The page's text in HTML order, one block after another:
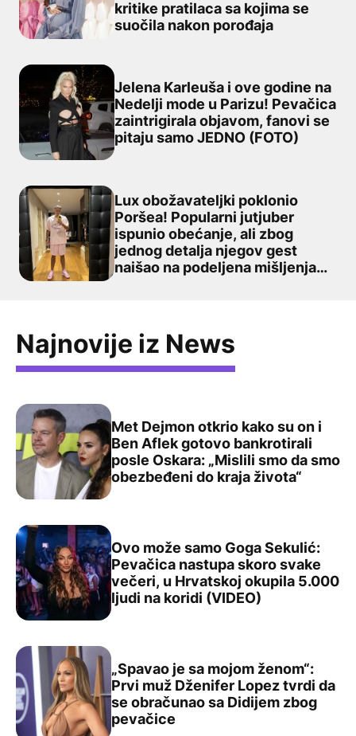
kritike pratilaca sa kojima se
suočila nakon porođaja
Jelena Karleuša i ove godine na Nedelji mode u
Jelena Karleuša i ove godine na
Nedelji mode u Parizu! Pevačica
zaintrigirala objavom, fanovi se
pitaju samo JEDNO (FOTO)
Lux obožavateljki poklonio Poršea! Popularni jutjuber
Lux obožavateljki poklonio
Poršea! Popularni jutjuber
ispunio obećanje, ali zbog
jednog detalja njegov gest
naišao na podeljena mišljenja
Najnovije iz News
Met Dejmon otkrio kako su on i Ben Aflek gotovo
Met Dejmon otkrio kako su on i
Ben Aflek gotovo bankrotirali
posle Oskara: „Mislili smo da smo
obezbeđeni do kraja života“
Ovo može samo Goga Sekulić: Pevačica nastupa
Ovo može samo Goga Sekulić:
Pevačica nastupa skoro svake
večeri, u Hrvatskoj okupila 5.000
ljudi na koridi (VIDEO)
„Spavao je sa mojom ženom“: Prvi muž Dženifer
„Spavao je sa mojom ženom“:
Prvi muž Dženifer Lopez tvrdi da
se obračunao sa Didijem zbog
pevačice